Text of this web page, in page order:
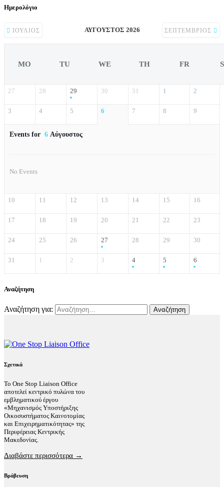
Ημερολόγιο
ΙΟΎΛΙΟΣ ΑΎΓΟΥΣΤΟΣ 2026 ΣΕΠΤΈΜΒΡΙΟΣ
MO TU WE TH FR
27 28 29 30 31 1 2
3 4 5 6 7 8 9
Events for 6 Αύγουστος
No Events
10 11 12 13 14 15 16
17 18 19 20 21 22 23
24 25 26 27 28 29 30
31 1 2 3 4 5 6
Αναζήτηση
Αναζήτηση για:
Σχετικά
Το One Stop Liaison Office
αποτελεί κεντρικό πυλώνα του
εμβληματικού έργου
«Μηχανισμός Υποστήριξης
Οικοσυστήματος Καινοτομίας
και Επιχειρηματικότητας» της
Περιφέρειας Κεντρικής
Μακεδονίας.
Διαβάστε περισσότερα →
Βράβευση